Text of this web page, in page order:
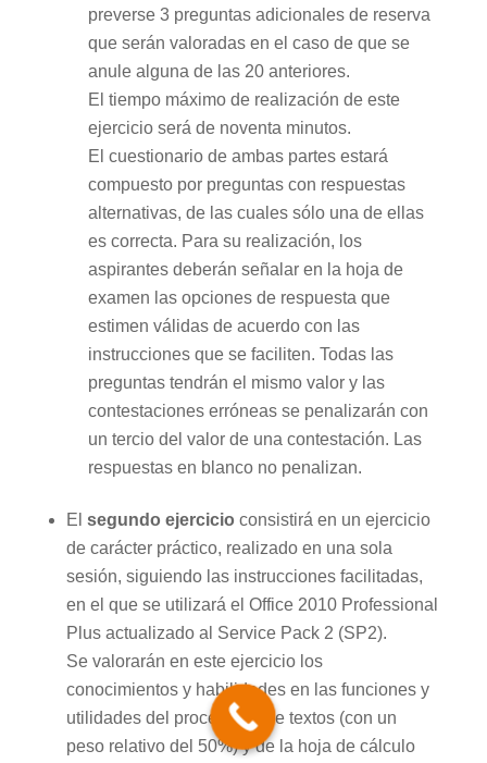
preverse 3 preguntas adicionales de reserva
que serán valoradas en el caso de que se
anule alguna de las 20 anteriores.
El tiempo máximo de realización de este
ejercicio será de noventa minutos.
El cuestionario de ambas partes estará
compuesto por preguntas con respuestas
alternativas, de las cuales sólo una de ellas
es correcta. Para su realización, los
aspirantes deberán señalar en la hoja de
examen las opciones de respuesta que
estimen válidas de acuerdo con las
instrucciones que se faciliten. Todas las
preguntas tendrán el mismo valor y las
contestaciones erróneas se penalizarán con
un tercio del valor de una contestación. Las
respuestas en blanco no penalizan.
El segundo ejercicio consistirá en un ejercicio
de carácter práctico, realizado en una sola
sesión, siguiendo las instrucciones facilitadas,
en el que se utilizará el Office 2010 Professional
Plus actualizado al Service Pack 2 (SP2).
Se valorarán en este ejercicio los
conocimientos y habilidades en las funciones y
utilidades del procesador de textos (con un
peso relativo del 50%) y de la hoja de cálculo